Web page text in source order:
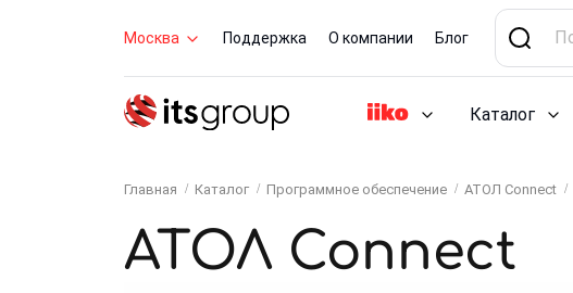
Москва Поддержка О компании Блог
Каталог
Главная Каталог Программное обеспечение АТОЛ Connect
АТОЛ Connect